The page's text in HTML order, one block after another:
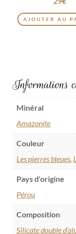
AJOUTER AU
Informations
Minéral
Amazonite
Couleur
Les pierres bleues,
Pays d'origine
Pérou
Composition
Silicate double